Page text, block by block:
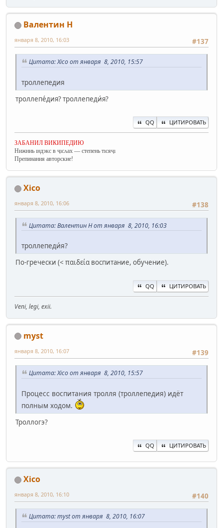
Валентин Н
#137
января 8, 2010, 16:03
Цитата: Xico от января 8, 2010, 15:57
троллепедия
троллепе́дия? троллепеди́я?
QQ ЦИТИРОВАТЬ
ЗАБАНИЛ ВИКИПЕДИЮ
Нижниь ıндэкс в ҷıсʌах — степень тıсяҷı
Препинания авторские!
Xico
#138
января 8, 2010, 16:06
Цитата: Валентин Н от января 8, 2010, 16:03
троллепеди́я?
По-гречески (< παιδεία воспитание, обучение).
QQ ЦИТИРОВАТЬ
Veni, legi, exii.
myst
#139
января 8, 2010, 16:07
Цитата: Xico от января 8, 2010, 15:57
Процесс воспитания тролля (троллепедия) идёт
полным ходом.
Троллогэ?
QQ ЦИТИРОВАТЬ
Xico
#140
января 8, 2010, 16:10
Цитата: myst от января 8, 2010, 16:07